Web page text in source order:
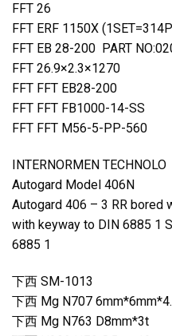
FFT 26
FFT ERF 1150X
FFT EB 28-200 PART
FFT 26.9×2.3×1270
FFT FFT EB28-200
FFT FFT FB1000-14-SS
FFT FFT M56-5-PP-560
INTERNORMEN
Autogard Model 406N
Autogard 406 – 3 RR bored
with keyway to DIN 6885 1
6885 1
下西 SM-1013
下西 Mg N707
下西 Mg N763 D8mm*3t